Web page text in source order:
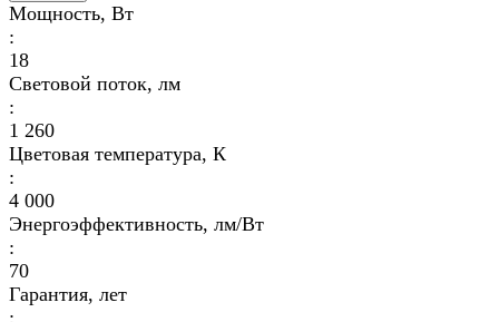
Мощность, Вт
:
18
Световой поток, лм
:
1 260
Цветовая температура, К
:
4 000
Энергоэффективность, лм/Вт
:
70
Гарантия, лет
: